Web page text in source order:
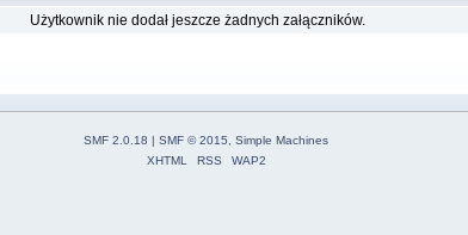
Użytkownik nie dodał jeszcze żadnych załączników.
SMF 2.0.18 | SMF © 2015
Simple Machines
XHTML
RSS WAP2